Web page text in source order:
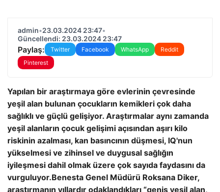
admin•23.03.2024 23:47•
Güncellendi: 23.03.2024 23:47
Paylaş: Twitter Facebook WhatsApp
Reddit
Pinterest
Yapılan bir araştırmaya göre evlerinin çevresinde
yeşil alan bulunan çocukların kemikleri çok daha
sağlıklı ve güçlü gelişiyor. Araştırmalar aynı zamanda
yeşil alanların çocuk gelişimi açısından aşırı kilo
riskinin azalması, kan basıncının düşmesi, IQ'nun
yükselmesi ve zihinsel ve duygusal sağlığın
iyileşmesi dahil olmak üzere çok sayıda faydasını da
vurguluyor.Benesta Genel Müdürü Roksana Diker,
araştırmanın yıllardır odaklandıkları “geniş yeşil alan,